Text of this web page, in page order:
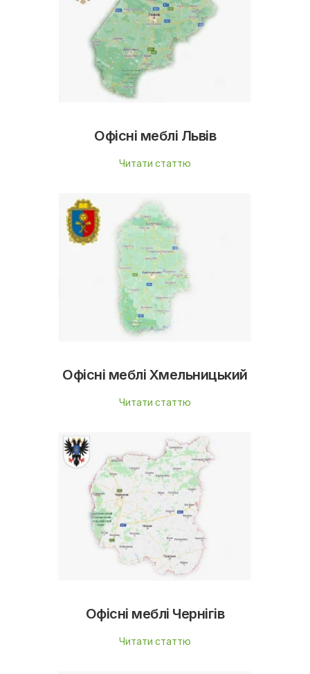
Офісні меблі Львів
Читати статтю
Офісні меблі Хмельницький
Читати статтю
Офісні меблі Чернігів
Читати статтю